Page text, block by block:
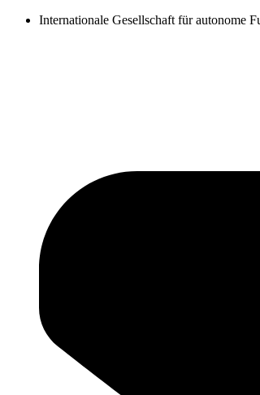
Zum
Internationale Gesellschaft für autonome